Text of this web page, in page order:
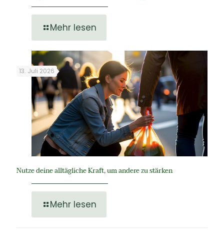
Mehr lesen
13. Juli 2026
Nutze deine alltägliche Kraft, um andere zu stärken
Mehr lesen